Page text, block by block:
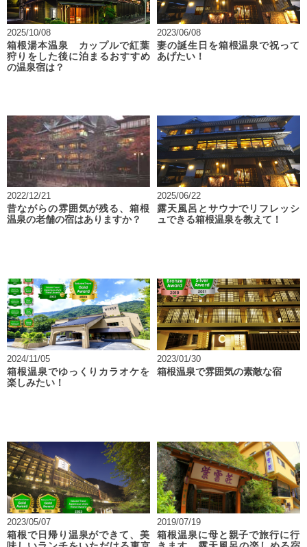
2025/10/08
箱根湯本温泉 カップルで紅葉
狩りをした後に泊まるおすすめ
の温泉宿は？
2023/06/08
妻の誕生日を箱根温泉で祝って
あげたい！
2022/12/21
昔ながらの雰囲気が残る、箱根
温泉の老舗の宿はありますか？
2025/06/22
露天風呂とサウナでリフレッシ
ュできる箱根温泉を教えて！
2024/11/05
箱根温泉でゆっくりカラオケを
楽しみたい！
2023/01/30
箱根温泉で雰囲気の素敵な宿
2023/05/07
箱根で日帰り温泉ができて、美
2019/07/19
箱根温泉に母と親子で旅行に行